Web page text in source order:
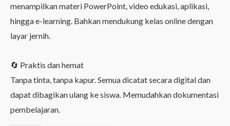
menampilkan materi PowerPoint, video edukasi, aplikasi,
hingga e-learning. Bahkan mendukung kelas online dengan
layar jernih.
🔄 Praktis dan hemat
Tanpa tinta, tanpa kapur. Semua dicatat secara digital dan
dapat dibagikan ulang ke siswa. Memudahkan dokumentasi
pembelajaran.